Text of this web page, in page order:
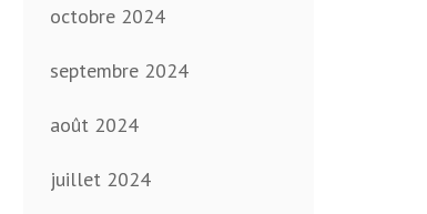
octobre 2024
septembre 2024
août 2024
juillet 2024